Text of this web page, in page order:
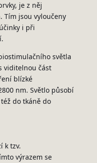
je z něj
Tím jsou vyloučeny
i při
světla
viditelnou část
blízké
nm. Světlo působí
do tkáně do
k tzv.
výrazem se